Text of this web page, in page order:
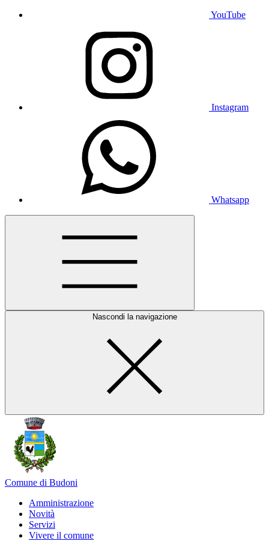
YouTube
Instagram
Whatsapp
Nascondi la navigazione
Comune di Budoni
Amministrazione
Novità
Servizi
Vivere il comune